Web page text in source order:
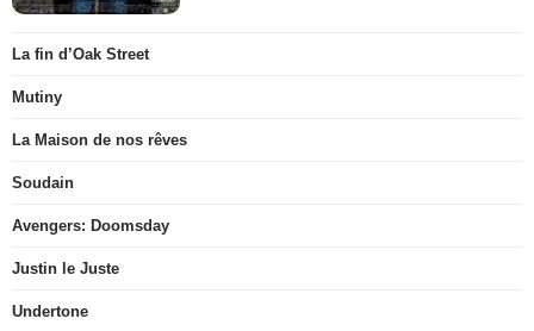
La fin d’Oak Street
Mutiny
La Maison de nos rêves
Soudain
Avengers: Doomsday
Justin le Juste
Undertone